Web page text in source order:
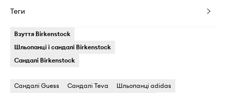
Теги
Взуття Birkenstock
Шльопанці і сандалі Birkenstock
Сандалі Birkenstock
Сандалі Guess Сандалі Teva
Шльопанці adidas